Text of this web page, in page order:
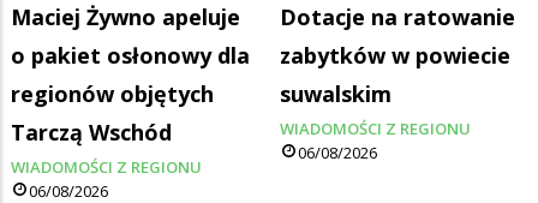
Maciej Żywno apeluje
o pakiet osłonowy dla
regionów objętych
Tarczą Wschód
WIADOMOŚCI Z REGIONU
06/08/2026
Dotacje na ratowanie
zabytków w powiecie
suwalskim
WIADOMOŚCI Z REGIONU
06/08/2026